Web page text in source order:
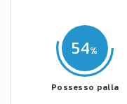
54
Possesso palla